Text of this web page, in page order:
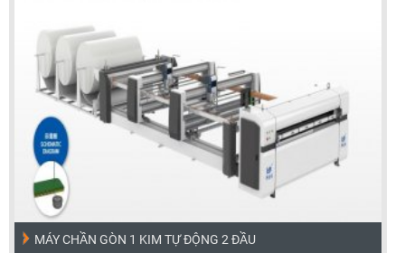
MÁY CHẦN GÒN 1 KIM TỰ ĐỘNG 2 ĐẦU